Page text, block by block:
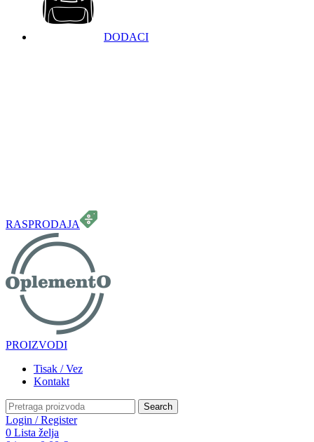
DODACI
RASPRODAJA
PROIZVODI
Tisak / Vez
Kontakt
Search
Login / Register
0 Lista želja